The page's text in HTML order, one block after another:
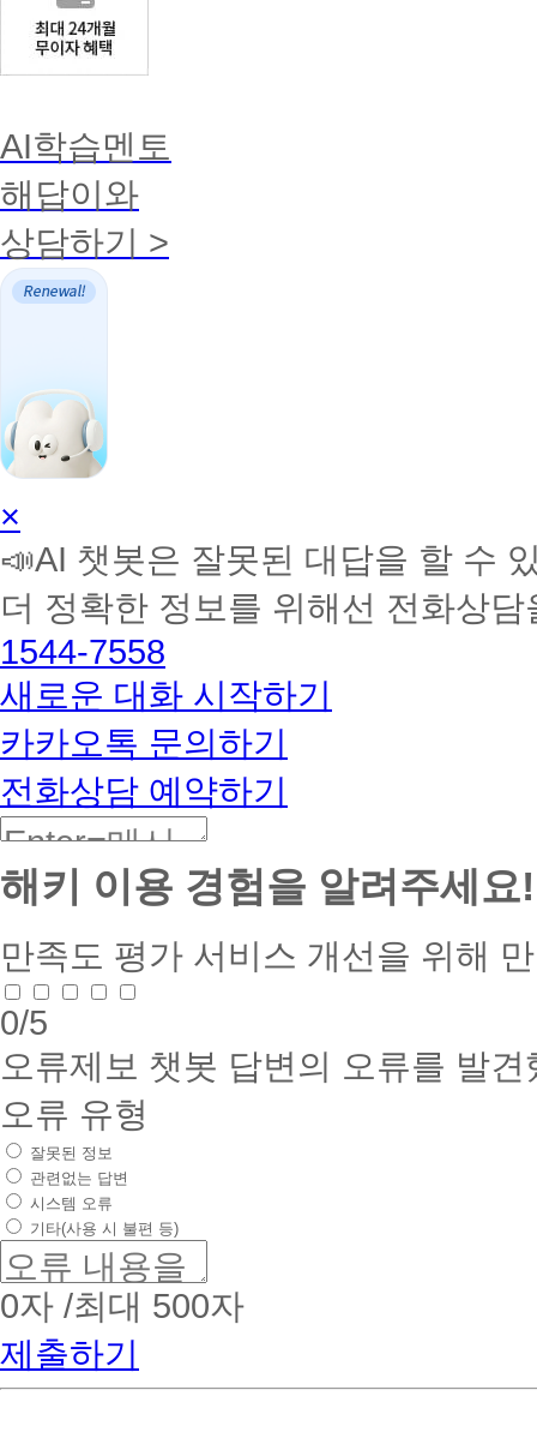
AI학습멘토
해답이와
상담하기 >
AI
학
습
토
커
BETA
×
📣AI 챗봇은 잘못된 대답을 할 수
더 정확한 정보를 위해선 전화상
1544-7558
새로운 대화 시작하기
카카오톡 문의하기
전화상담 예약하기
해키 이용 경험을 알려주세요!
만족도 평가 서비스 개선을 위해
0/5
오류제보 챗봇 답변의 오류를 발
오류 유형
잘못된 정보
관련없는 답변
시스템 오류
기타(사용 시 불편 등)
0자 /최대 500자
제출하기